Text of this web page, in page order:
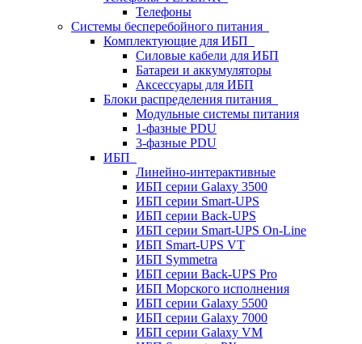
Телефоны
Системы бесперебойного питания
Комплектующие для ИБП
Силовые кабели для ИБП
Батареи и аккумуляторы
Аксессуары для ИБП
Блоки распределения питания
Модульные системы питания
1-фазные PDU
3-фазные PDU
ИБП
Линейно-интерактивные
ИБП серии Galaxy 3500
ИБП серии Smart-UPS
ИБП серии Back-UPS
ИБП серии Smart-UPS On-Line
ИБП Smart-UPS VT
ИБП Symmetra
ИБП серии Back-UPS Pro
ИБП Морского исполнения
ИБП серии Galaxy 5500
ИБП серии Galaxy 7000
ИБП серии Galaxy VM